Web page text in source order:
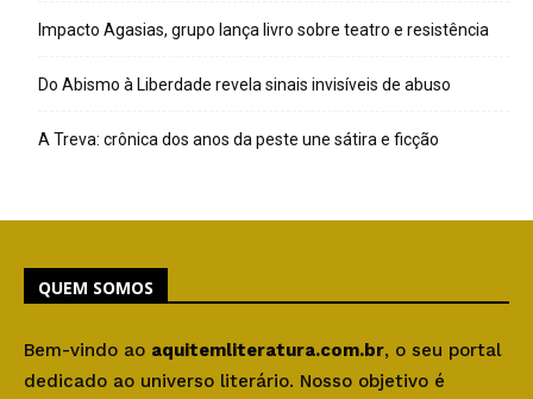
Impacto Agasias, grupo lança livro sobre teatro e resistência
Do Abismo à Liberdade revela sinais invisíveis de abuso
A Treva: crônica dos anos da peste une sátira e ficção
QUEM SOMOS
Bem-vindo ao aquitemliteratura.com.br, o seu portal
dedicado ao universo literário. Nosso objetivo é